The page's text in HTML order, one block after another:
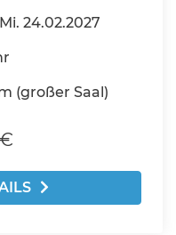
Mi. 24.02.2027
(großer Saal)